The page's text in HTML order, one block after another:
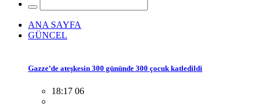
ANA SAYFA
GÜNCEL
Gazze’de ateşkesin 300 gününde 300 çocuk katledildi
18:17 06